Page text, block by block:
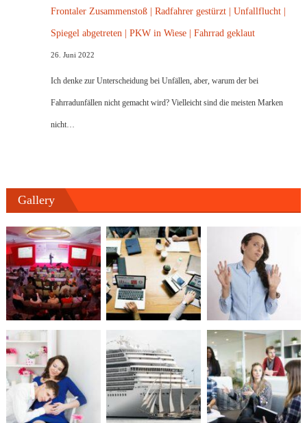
Frontaler Zusammenstoß | Radfahrer gestürzt | Unfallflucht |
Spiegel abgetreten | PKW in Wiese | Fahrrad geklaut
26. Juni 2022
Ich denke zur Unterscheidung bei Unfällen, aber, warum der bei
Fahrradunfällen nicht gemacht wird? Vielleicht sind die meisten Marken
nicht…
Gallery